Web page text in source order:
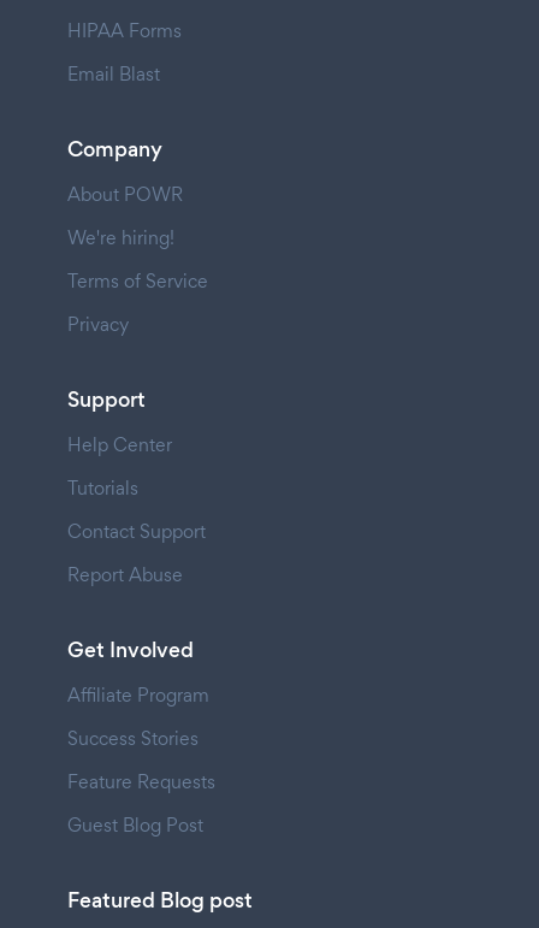
HIPAA Forms
Email Blast
Company
About POWR
We're hiring!
Terms of Service
Privacy
Support
Help Center
Tutorials
Contact Support
Report Abuse
Get Involved
Affiliate Program
Success Stories
Feature Requests
Guest Blog Post
Featured Blog post